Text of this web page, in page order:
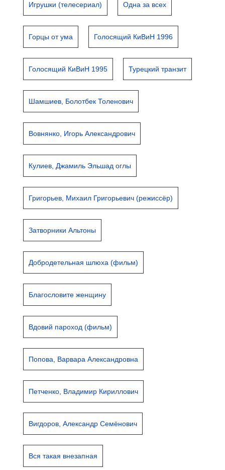
Игрушки (телесериал) Одна за всех
Горцы от ума Голосящий КиВиН 1996
Голосящий КиВиН 1995 Турецкий транзит
Шамшиев, Болотбек Толенович
Вовнянко, Игорь Александрович
Кулиев, Джамиль Эльшад оглы
Григорьев, Михаил Григорьевич (режиссёр)
Затворники Альтоны
Добродетельная шлюха (фильм)
Благословите женщину
Вдовий пароход (фильм)
Попова, Варвара Александровна
Петченко, Владимир Кириллович
Вигдоров, Александр Семёнович
Вся такая внезапная